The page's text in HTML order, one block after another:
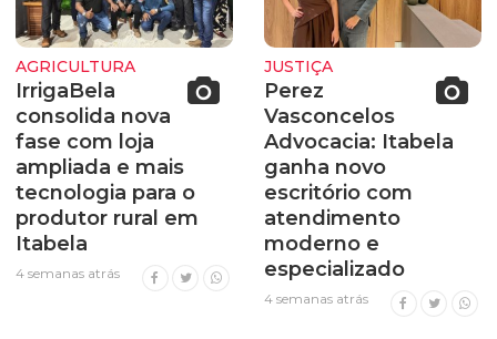
AGRICULTURA
IrrigaBela
consolida nova
fase com loja
ampliada e mais
tecnologia para o
produtor rural em
Itabela
4 semanas atrás
JUSTIÇA
Perez
Vasconcelos
Advocacia: Itabela
ganha novo
escritório com
atendimento
moderno e
especializado
4 semanas atrás